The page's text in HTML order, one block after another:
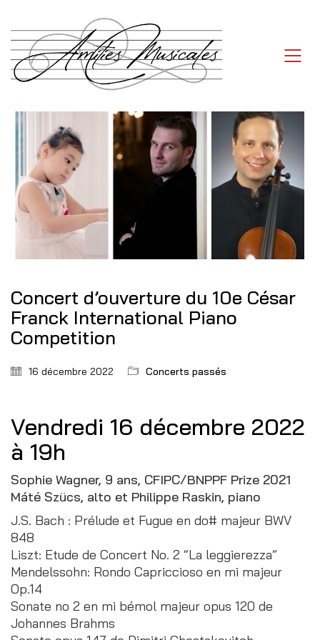
Concert d’ouverture du 10e César
Franck International Piano
Competition
16 décembre 2022 Concerts passés
Vendredi 16 décembre 2022
à 19h
Sophie Wagner, 9 ans, CFIPC/BNPPF Prize 2021
Máté Szücs, alto et Philippe Raskin, piano
J.S. Bach : Prélude et Fugue en do# majeur BWV
848
Liszt: Etude de Concert No. 2 “La leggierezza”
Mendelssohn: Rondo Capriccioso en mi majeur
Op.14
Sonate no 2 en mi bémol majeur opus 120 de
Johannes Brahms